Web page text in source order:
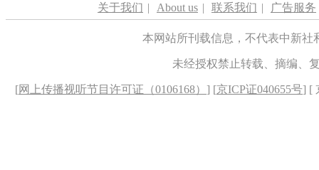
关于我们 | About us | 联系我们 | 广告服务
本网站所刊载信息，不代表中新
未经授权禁止转载、摘编、
[网上传播视听节目许可证（0106168） ] [京ICP证040655号] [